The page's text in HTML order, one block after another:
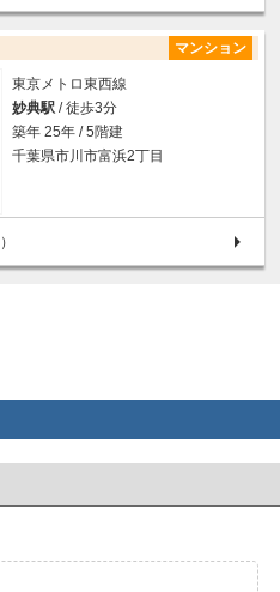
マンション
東京メトロ東西線
妙典駅 / 徒歩3分
築年 25年 / 5階建
千葉県市川市富浜2丁目
）